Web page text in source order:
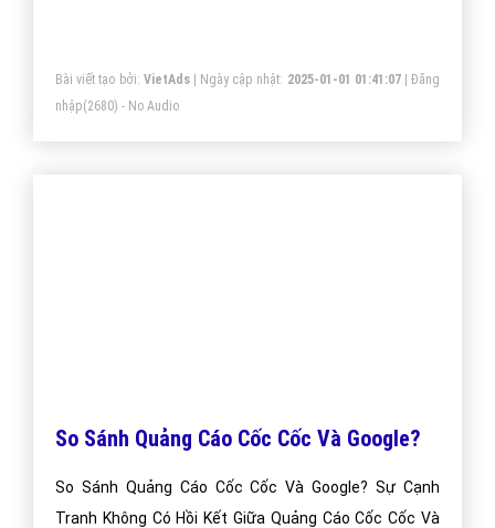
Bài viết tạo bởi: VietAds| Ngày cập nhật: 2025-01-01 01:41:07|Đăng
nhập(2680) - No Audio
So Sánh Quảng Cáo Cốc Cốc Và Google?
So Sánh Quảng Cáo Cốc Cốc Và Google? Sự Cạnh
Tranh Không Có Hồi Kết Giữa Quảng Cáo Cốc Cốc Và